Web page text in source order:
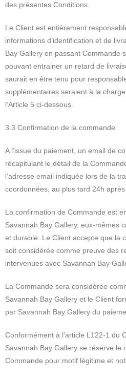
des présentes Conditions.
Le Client est entièrement
informations d’identification et de
Bay Gallery en passant Commande
pouvant entrainer un retard de
saurait en être tenu pour
supplémentaires seraient à la
l’Article 5 ci-dessous.
3.3 Confirmation de la commande
A l’issue du paiement, un email de
récapitulant le détail de la
l’adresse email indiquée lors de la
coordonnées, au plus tard 24h après
La confirmation de Commande est
Savannah Bay Gallery, eux-mêmes
et durable. Le Client accepte que la
soit considérée comme preuve des
intervenues avec Savannah Bay
La Commande sera considérée
Savannah Bay Gallery et le Client
par Savannah Bay Gallery du
Conformément à l’article L122-1 du
Savannah Bay Gallery se réserve le
Commande pour motif légitime et